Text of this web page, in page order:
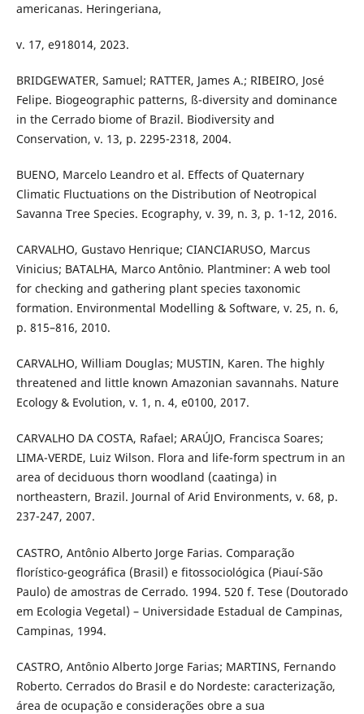
americanas. Heringeriana,
v. 17, e918014, 2023.
BRIDGEWATER, Samuel; RATTER, James A.; RIBEIRO, José
Felipe. Biogeographic patterns, ß-diversity and dominance
in the Cerrado biome of Brazil. Biodiversity and
Conservation, v. 13, p. 2295-2318, 2004.
BUENO, Marcelo Leandro et al. Effects of Quaternary
Climatic Fluctuations on the Distribution of Neotropical
Savanna Tree Species. Ecography, v. 39, n. 3, p. 1-12, 2016.
CARVALHO, Gustavo Henrique; CIANCIARUSO, Marcus
Vinicius; BATALHA, Marco Antônio. Plantminer: A web tool
for checking and gathering plant species taxonomic
formation. Environmental Modelling & Software, v. 25, n. 6,
p. 815–816, 2010.
CARVALHO, William Douglas; MUSTIN, Karen. The highly
threatened and little known Amazonian savannahs. Nature
Ecology & Evolution, v. 1, n. 4, e0100, 2017.
CARVALHO DA COSTA, Rafael; ARAÚJO, Francisca Soares;
LIMA-VERDE, Luiz Wilson. Flora and life-form spectrum in an
area of deciduous thorn woodland (caatinga) in
northeastern, Brazil. Journal of Arid Environments, v. 68, p.
237-247, 2007.
CASTRO, Antônio Alberto Jorge Farias. Comparação
florístico-geográfica (Brasil) e fitossociológica (Piauí-São
Paulo) de amostras de Cerrado. 1994. 520 f. Tese (Doutorado
em Ecologia Vegetal) – Universidade Estadual de Campinas,
Campinas, 1994.
CASTRO, Antônio Alberto Jorge Farias; MARTINS, Fernando
Roberto. Cerrados do Brasil e do Nordeste: caracterização,
área de ocupação e considerações obre a sua